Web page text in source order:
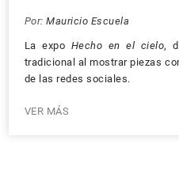
Por: Mauricio Escuela
La expo Hecho en el cielo,
tradicional al mostrar piezas
de las redes sociales.
VER MÁS